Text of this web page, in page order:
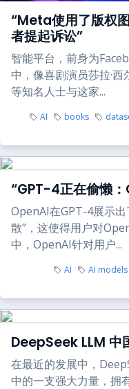
“Meta使用了版权
者提起诉讼”
智能平台，前身为
中，像喜剧演员莎拉·
等知名人士与这家...
AI books
“GPT-4正在偷懒
OpenAI在GPT-4展示
散”，这使得用户对
中，OpenAI针对用户...
AI AI models
DeepSeek LLM 中
在最近的发展中，
中的一支强大力量，拥